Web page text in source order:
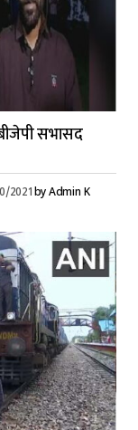
सभासद
2021byAdmin K